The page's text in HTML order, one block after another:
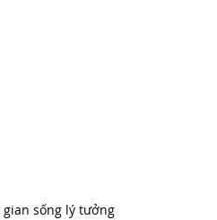
sống lý tưởng